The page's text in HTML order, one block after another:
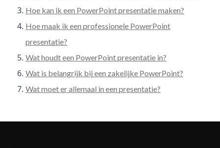
Hoe kan ik een PowerPoint presentatie maken?
Hoe maak ik een professionele PowerPoint
presentatie?
Wat houdt een PowerPoint presentatie in?
Wat is belangrijk bij een zakelijke PowerPoint?
Wat moet er allemaal in een presentatie?